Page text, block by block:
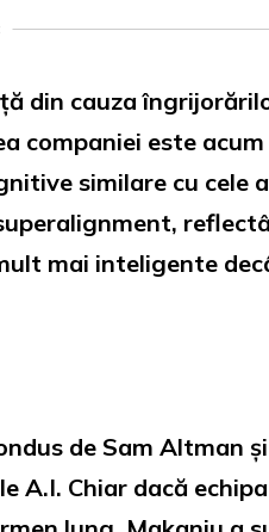
din cauza
companiei este
similare cu cele
mai inteligente
de Sam Altman
A.I. Chiar dacă